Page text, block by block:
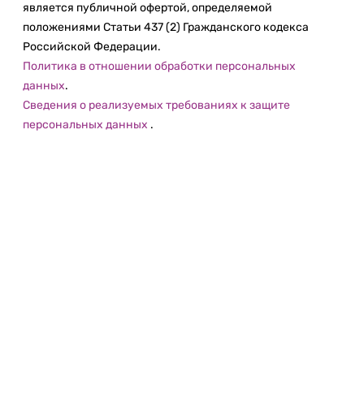
является публичной офертой, определяемой
положениями Статьи 437 (2) Гражданского кодекса
Российской Федерации.
Политика в отношении обработки персональных
данных.
Сведения о реализуемых требованиях к защите
персональных данных .